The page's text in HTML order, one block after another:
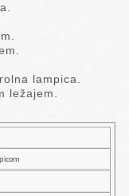
lampica.
ležajem.